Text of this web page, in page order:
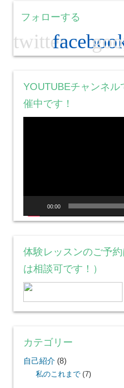
フォローする
twitter
YOUTUBEチャンネル
催中です！
00:00
体験レッスンのご予
は相談可です！）
カテゴリー
自己紹介 (8)
私のこれまで(7)